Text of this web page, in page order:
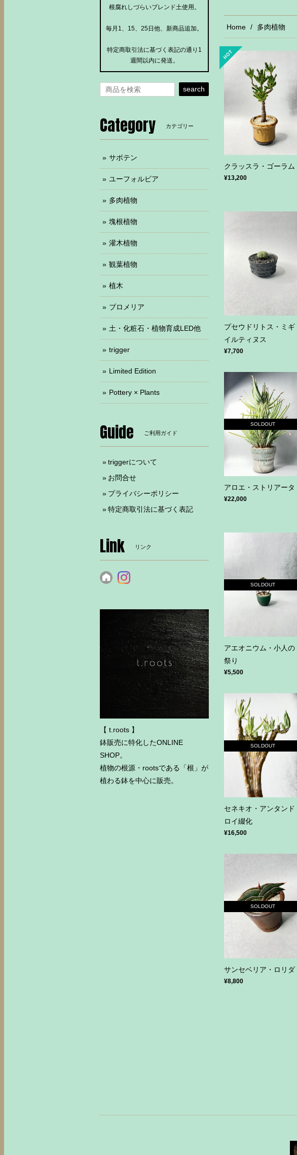
Home 多肉植物
クラッスラ・ゴーラム
¥13,200
プセウドリトス・ミギ
イルティヌス
¥7,700
SOLDOUT
アロエ・ストリアータ
¥22,000
SOLDOUT
アエオニウム・小人の
祭り
¥5,500
SOLDOUT
セネキオ・アンタンド
ロイ綴化
¥16,500
SOLDOUT
サンセベリア・ロリダ
¥8,800
根腐れしづらいブレンド土使用。
毎月1、15、25日他、新商品追加。
特定商取引法に基づく表記の通り1
週間以内に発送。
search
Category カテゴリー
サボテン
ユーフォルビア
多肉植物
塊根植物
灌木植物
観葉植物
植木
ブロメリア
土・化粧石・植物育成LED他
trigger
Limited Edition
Pottery × Plants
Guide ご利用ガイド
triggerについて
お問合せ
プライバシーポリシー
特定商取引法に基づく表記
Link リンク
【 t.roots 】
鉢販売に特化したONLINE
SHOP。
植物の根源・rootsである「根」が
植わる鉢を中心に販売。